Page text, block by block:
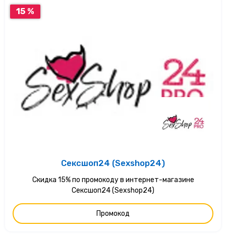
15 %
Сексшоп24 (Sexshop24)
Скидка 15% по промокоду в интернет-магазине
Сексшоп24 (Sexshop24)
Промокод